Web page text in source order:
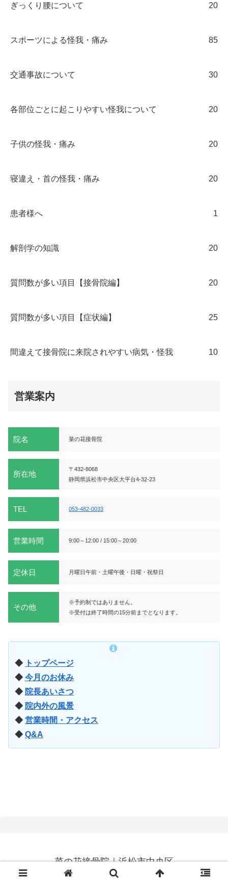
ぎっくり腰について 20
スポーツによる怪我・痛み 85
交通事故について 30
各部位ごとに起こりやすい怪我について 20
子供の怪我・痛み 20
寝違え・首の怪我・痛み 20
患者様へ 1
解剖学の知識 20
質問数が多い項目【接骨院編】 20
質問数が多い項目【症状編】 25
間違えて接骨院に来院されやすい病気・怪我 10
営業案内
院名 菜の花接骨院
所在地
〒432-8068
静岡県浜松市中央区大平台4-32-23
TEL 053-482-0033
営業時間 9:00～12:00 / 15:00～20:00
定休日 月曜日午前・土曜午後・日曜・祝祭日
その他
※予約制ではありません。
※受付は終了時間の15分前までとなります。
◆
トップページ
◆ 今月のお休み
◆ 院長あいさつ
◆ 院内外の風景
◆ 営業時間・アクセス
◆ Q&A
菜の花接骨院｜浜松市中央区
© 2018 菜の花接骨院｜浜松市中央区.